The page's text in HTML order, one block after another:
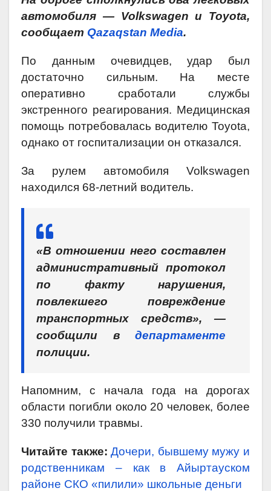
автомобиля — Volkswagen и Toyota,
сообщает Qazaqstan Media.
По данным очевидцев, удар был
достаточно сильным. На месте
оперативно сработали службы
экстренного реагирования. Медицинская
помощь потребовалась водителю Toyota,
однако от госпитализации он отказался.
За рулем автомобиля Volkswagen
находился 68-летний водитель.
«В отношении него составлен
административный протокол
по факту нарушения,
повлекшего повреждение
транспортных средств», —
сообщили в департаменте
полиции.
Напомним, с начала года на дорогах
области погибли около 20 человек, более
330 получили травмы.
Читайте также:Дочери, бывшему мужу и
родственникам – как в Айыртауском
районе СКО «пилили» школьные деньги